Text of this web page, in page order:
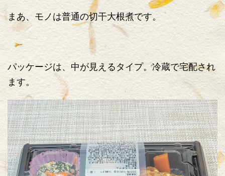
まあ、モノは普通の切干大根煮です。
パッケージは、中が見えるタイプ。冷蔵で宅配され
ます。